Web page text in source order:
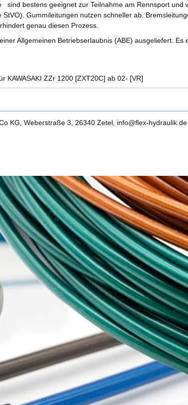
sind bestens geeignet zur Teilnahme am Rennsport und
Gummileitungen nutzen schneller ab.
genau diesen Prozess.
Allgemeinen Betriebserlaubnis (ABE) ausgeliefert. Es
KAWASAKI ZZr 1200 [ZXT20C] ab 02- [VR]
KG, Weberstraße 3, 26340 Zetel, info@flex-hydraulik.de